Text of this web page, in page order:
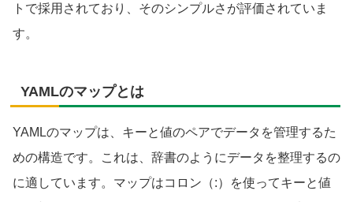
トで採用されており、そのシンプルさが評価されていま
す。
YAMLのマップとは
YAMLのマップは、キーと値のペアでデータを管理するた
めの構造です。これは、辞書のようにデータを整理するの
に適しています。マップはコロン（:）を使ってキーと値